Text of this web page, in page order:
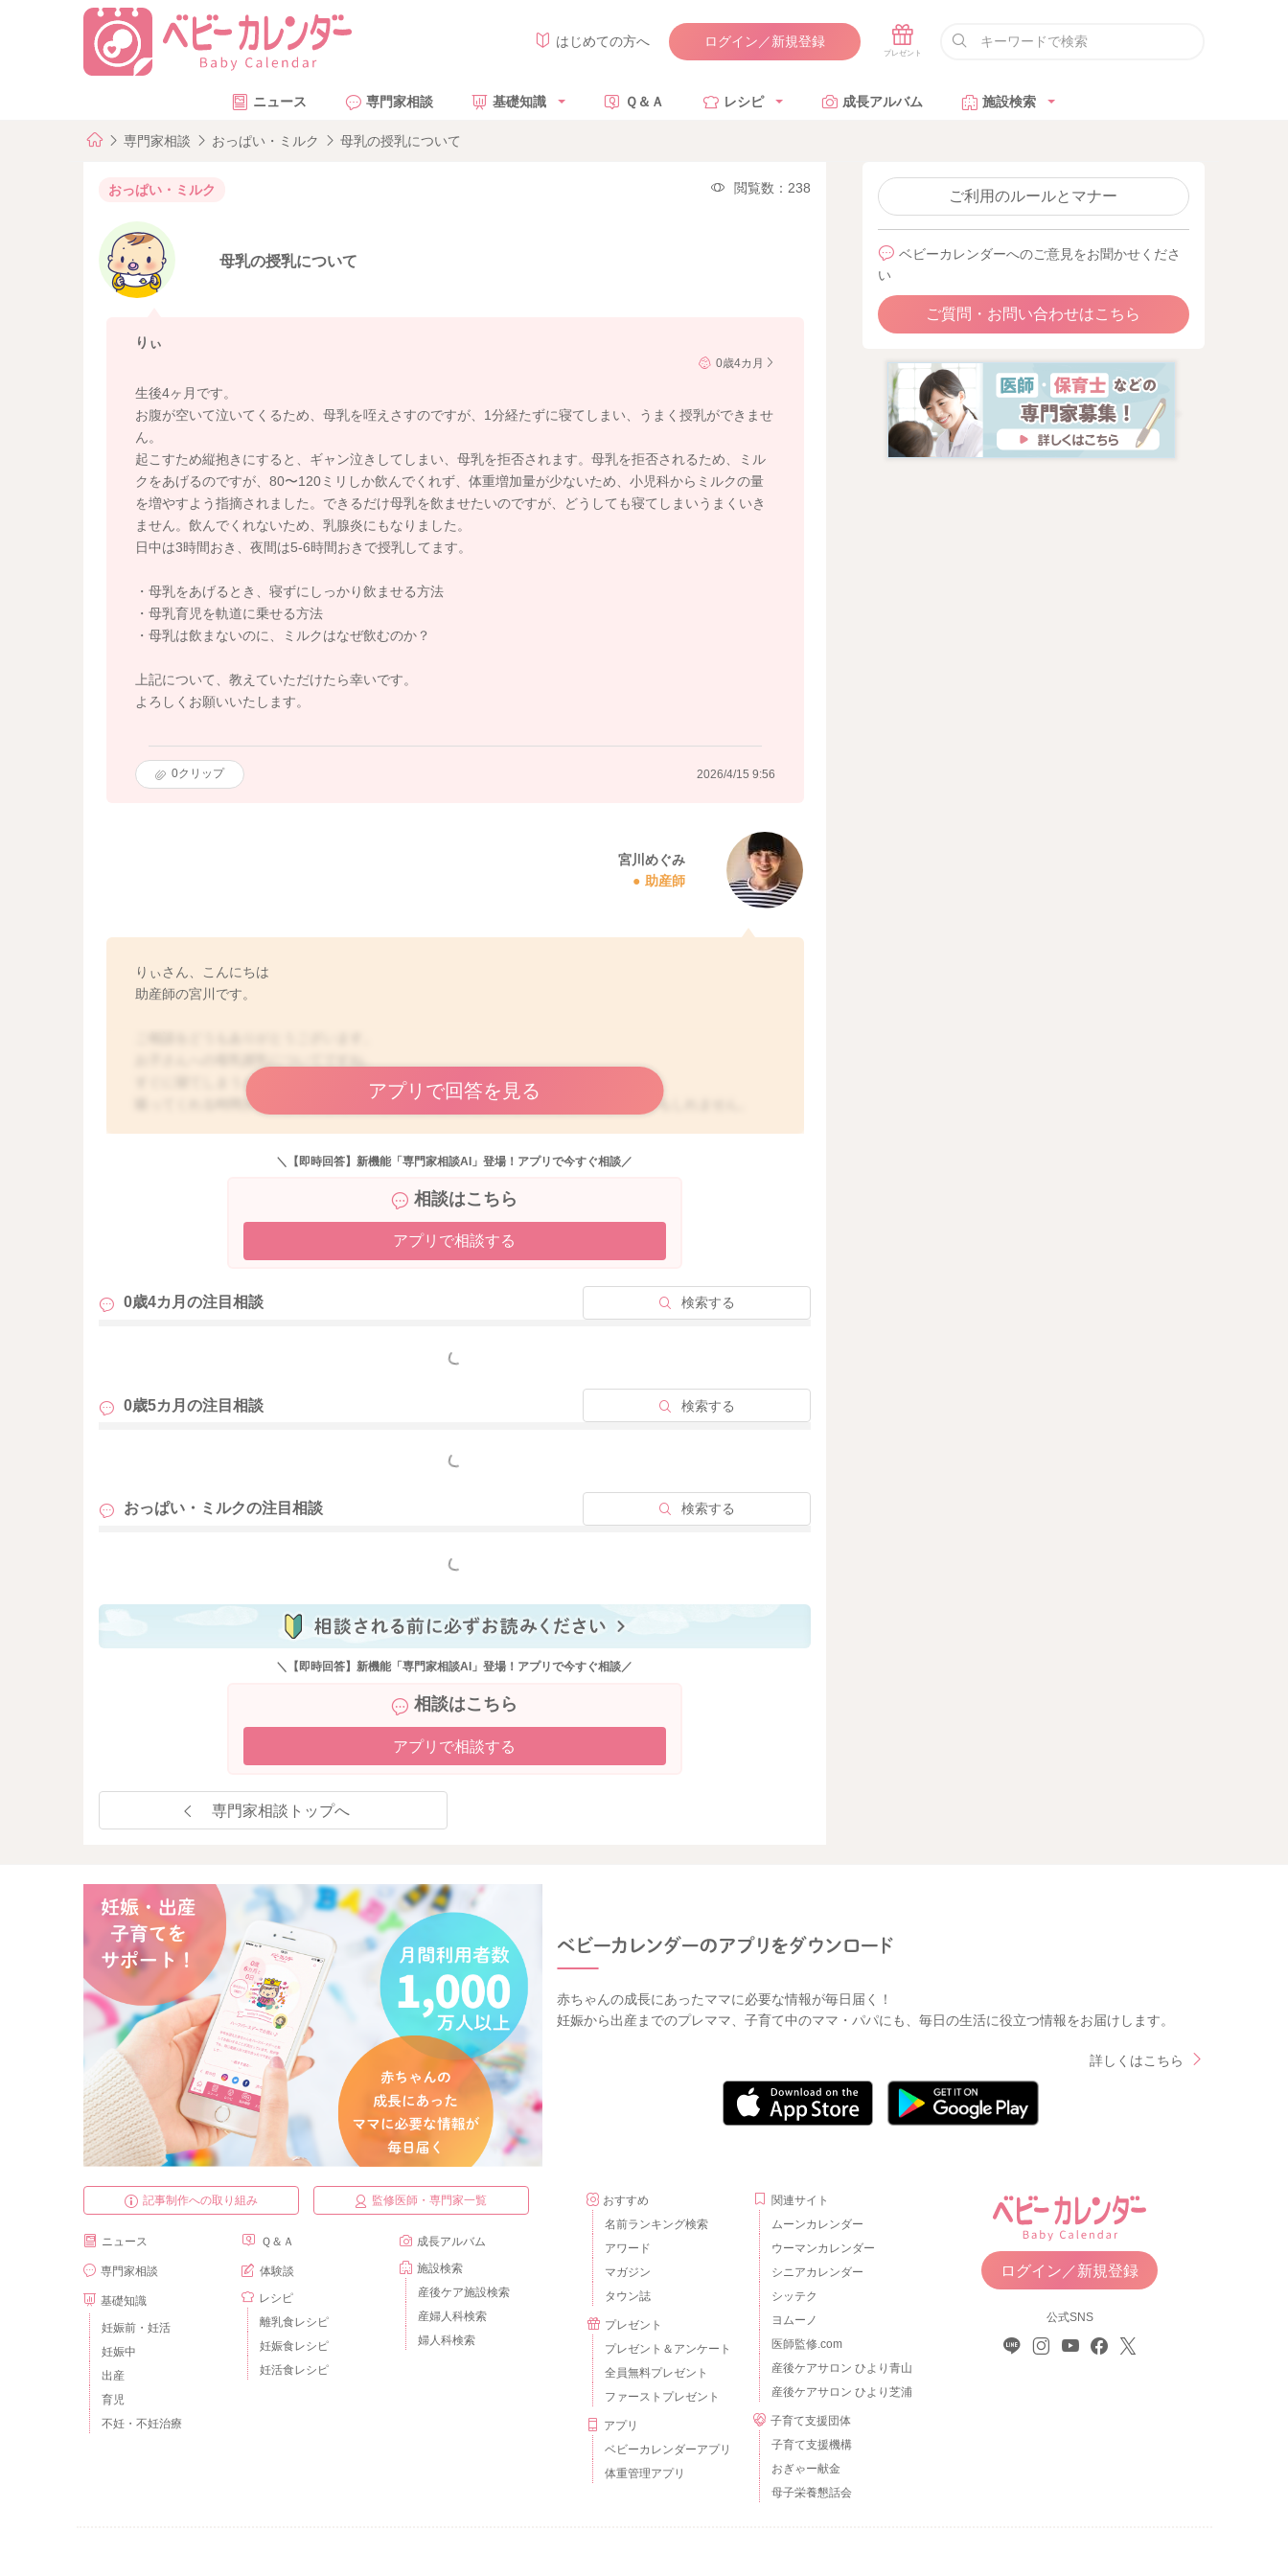
はじめての方へ ログイン／新規登録
ニュース 専門家相談 基礎知識 Ｑ＆Ａ レシピ 成長アルバム 施設検索
専門家相談 おっぱい・ミルク 母乳の授乳について
おっぱい・ミルク 閲覧数：238
母乳の授乳について
りぃ
0歳4カ月
生後4ヶ月です。
お腹が空いて泣いてくるため、母乳を咥えさすのですが、1分経たずに寝てしまい、うまく授乳ができませ
ん。
起こすため縦抱きにすると、ギャン泣きしてしまい、母乳を拒否されます。母乳を拒否されるため、ミル
クをあげるのですが、80〜120ミリしか飲んでくれず、体重増加量が少ないため、小児科からミルクの量
を増やすよう指摘されました。できるだけ母乳を飲ませたいのですが、どうしても寝てしまいうまくいき
ません。飲んでくれないため、乳腺炎にもなりました。
日中は3時間おき、夜間は5-6時間おきで授乳してます。
・母乳をあげるとき、寝ずにしっかり飲ませる方法
・母乳育児を軌道に乗せる方法
・母乳は飲まないのに、ミルクはなぜ飲むのか？
上記について、教えていただけたら幸いです。
よろしくお願いいたします。
0クリップ 2026/4/15 9:56
宮川めぐみ
助産師
りぃさん、こんにちは
助産師の宮川です。
すぐに寝てしまうということで、思うように飲んでもらえない状況なのですね。
吸ってくれる時間が短いようでしたら、その分授乳回数を増やしていただく方がいいかもしれません。
→飲んでもらう前に、乳輪にシワができる程度ほぐしてから飲ませてあげてみるのもいいかもしれませ
ん。ほぐれていて、吸い付きやすくなると、その分もう少し長く吸い続けてくれることもあるかもしれま
また寝てしまっても足の裏など刺激をして起こしてみるのはどのような反応になるでしょうか？
→上記のように授乳回数を増やして、刺激を増やすようにされるのもいいと思います。
少しでも咥えてくれたり、吸ってくれたら、よくよく褒めてみるのもいいですよ。
・母乳は飲まないのに、ミルクはなぜ飲むのか？
またおっぱいを少し吸って止めると、ミルクが出てくるということもわかってきていることもあるかもし
ミルクをあげていただくのは、これまで通りのように進めていただき、おっぱいをあげる回数だけ増やす
アプリで回答を見る
＼【即時回答】新機能「専門家相談AI」登場！アプリで今すぐ相談／
相談はこちら
アプリで相談する
0歳4カ月の注目相談 検索する
もっと見る
0歳5カ月の注目相談 検索する
もっと見る
おっぱい・ミルクの注目相談 検索する
もっと見る
＼【即時回答】新機能「専門家相談AI」登場！アプリで今すぐ相談／
相談はこちら
アプリで相談する
専門家相談トップへ
ご利用のルールとマナー
ベビーカレンダーへのご意見をお聞かせくださ
い
ご質問・お問い合わせはこちら
赤ちゃんの成長にあったママに必要な情報が毎日届く！
妊娠から出産までのプレママ、子育て中のママ・パパにも、毎日の生活に役立つ情報をお届けします。
詳しくはこちら
記事制作への取り組み 監修医師・専門家一覧
ニュース
専門家相談
基礎知識
妊娠前・妊活
妊娠中
出産
育児
不妊・不妊治療
Ｑ＆Ａ
体験談
レシピ
離乳食レシピ
妊娠食レシピ
妊活食レシピ
成長アルバム
施設検索
産後ケア施設検索
産婦人科検索
婦人科検索
おすすめ
名前ランキング検索
アワード
マガジン
タウン誌
プレゼント
プレゼント＆アンケート
全員無料プレゼント
ファーストプレゼント
アプリ
ベビーカレンダーアプリ
体重管理アプリ
関連サイト
ムーンカレンダー
ウーマンカレンダー
シニアカレンダー
シッテク
ヨムーノ
医師監修.com
産後ケアサロン ひより青山
産後ケアサロン ひより芝浦
子育て支援団体
子育て支援機構
おぎゃー献金
母子栄養懇話会
ログイン／新規登録
公式SNS